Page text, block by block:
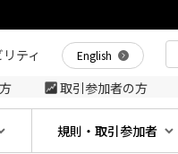
規則・取引参加者
取引参加者の方
ティ English